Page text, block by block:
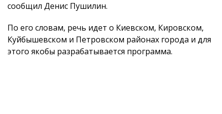
сообщил Денис Пушилин.
По его словам, речь идет о Киевском, Кировском,
Куйбышевском и Петровском районах города и для
этого якобы разрабатывается программа.